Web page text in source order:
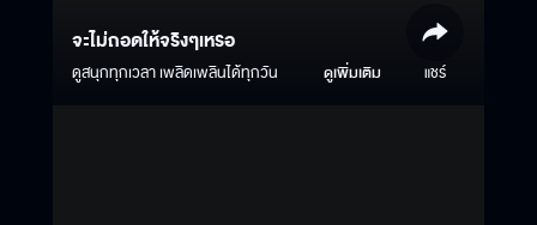
จะไม่ถอดให้จริงๆเหรอ
ดูสนุกทุกเวลา เพลิดเพลินได้ทุกวัน ดูเพิ่มเติม แชร์